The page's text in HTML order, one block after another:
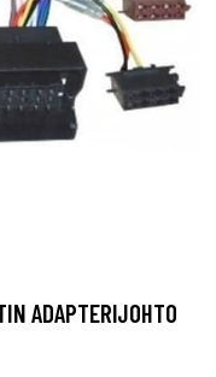
ADAPTERIJOHTO